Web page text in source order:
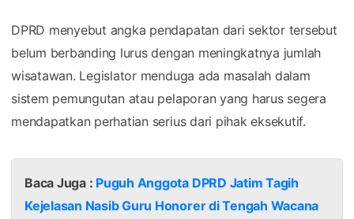
DPRD menyebut angka pendapatan dari sektor tersebut
belum berbanding lurus dengan meningkatnya jumlah
wisatawan. Legislator menduga ada masalah dalam
sistem pemungutan atau pelaporan yang harus segera
mendapatkan perhatian serius dari pihak eksekutif.
Baca Juga : Puguh Anggota DPRD Jatim Tagih
Kejelasan Nasib Guru Honorer di Tengah Wacana